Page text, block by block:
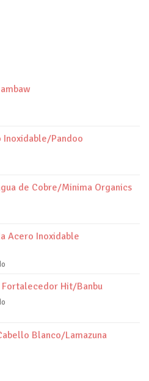
Inoxidable/Pandoo
de Cobre/Minima Organics
Acero Inoxidable
Fortalecedor Hit/Banbu
Blanco/Lamazuna